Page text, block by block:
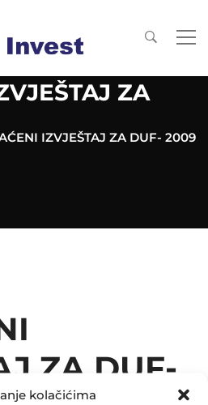
kolačićima
ZA
IZVJEŠTAJ ZA DUF- 2009
ZA DUF-